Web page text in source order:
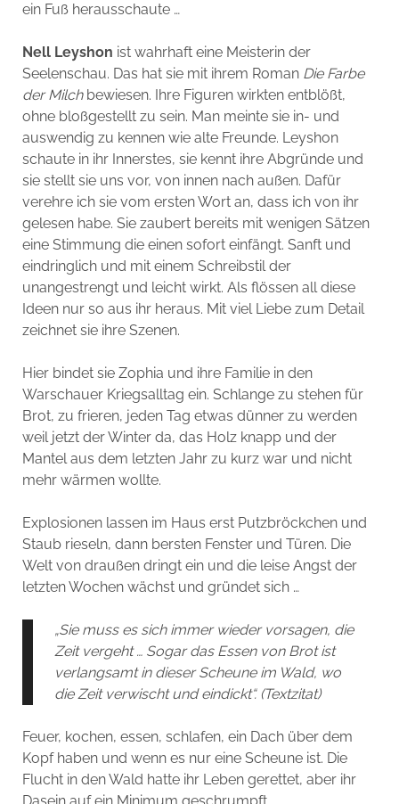
ein Fuß herausschaute …
Nell Leyshon ist wahrhaft eine Meisterin der
Seelenschau. Das hat sie mit ihrem Roman Die Farbe
der Milch bewiesen. Ihre Figuren wirkten entblößt,
ohne bloßgestellt zu sein. Man meinte sie in- und
auswendig zu kennen wie alte Freunde. Leyshon
schaute in ihr Innerstes, sie kennt ihre Abgründe und
sie stellt sie uns vor, von innen nach außen. Dafür
verehre ich sie vom ersten Wort an, dass ich von ihr
gelesen habe. Sie zaubert bereits mit wenigen Sätzen
eine Stimmung die einen sofort einfängt. Sanft und
eindringlich und mit einem Schreibstil der
unangestrengt und leicht wirkt. Als flössen all diese
Ideen nur so aus ihr heraus. Mit viel Liebe zum Detail
zeichnet sie ihre Szenen.
Hier bindet sie Zophia und ihre Familie in den
Warschauer Kriegsalltag ein. Schlange zu stehen für
Brot, zu frieren, jeden Tag etwas dünner zu werden
weil jetzt der Winter da, das Holz knapp und der
Mantel aus dem letzten Jahr zu kurz war und nicht
mehr wärmen wollte.
Explosionen lassen im Haus erst Putzbröckchen und
Staub rieseln, dann bersten Fenster und Türen. Die
Welt von draußen dringt ein und die leise Angst der
letzten Wochen wächst und gründet sich …
„Sie muss es sich immer wieder vorsagen, die
Zeit vergeht … Sogar das Essen von Brot ist
verlangsamt in dieser Scheune im Wald, wo
die Zeit verwischt und eindickt“. (Textzitat)
Feuer, kochen, essen, schlafen, ein Dach über dem
Kopf haben und wenn es nur eine Scheune ist. Die
Flucht in den Wald hatte ihr Leben gerettet, aber ihr